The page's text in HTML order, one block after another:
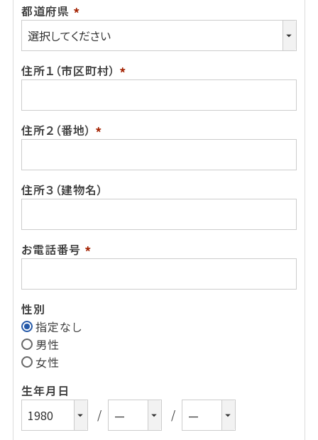
都道府県
(必
須)
住所１（市区町村）
須)
住所２（番地）
須)
住所３（建物名）
お電話番号
須)
性別
指定なし
男性
女性
生年月日